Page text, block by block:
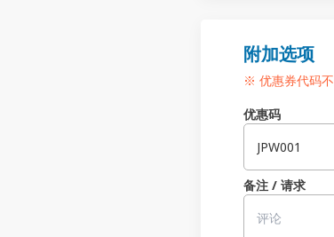
附加选项
※ 优惠券代码
优惠码
备注 / 请求